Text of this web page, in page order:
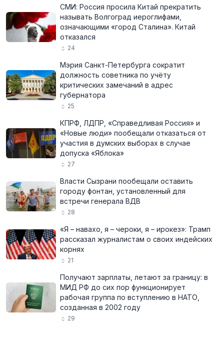
СМИ: Россия просила Китай прекратить
называть Волгоград иероглифами,
означающими «город Сталина». Китай
отказался
24
Мэрия Санкт-Петербурга сократит
должность советника по учёту
критических замечаний в адрес
губернатора
25
КПРФ, ЛДПР, «Справедливая Россия» и
«Новые люди» пообещали отказаться от
участия в думских выборах в случае
допуска «Яблока»
27
Власти Сызрани пообещали оставить
городу фонтан, установленный для
встречи генерала ВДВ
28
«Я – навахо, я – чероки, я – ирокез»: Трамп
рассказал журналистам о своих индейских
корнях
21
Получают зарплаты, летают за границу: в
МИД РФ до сих пор функционирует
рабочая группа по вступлению в НАТО,
созданная в 2002 году
29